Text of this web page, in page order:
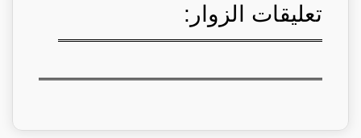
تعليقات الزوار: